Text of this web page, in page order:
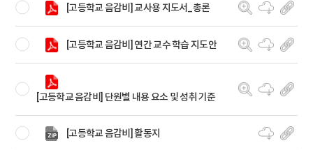
[고등학교 음감비] 교사용 지도서_총론
[고등학교 음감비] 연간 교수 학습 지도안
[고등학교 음감비] 단원별 내용 요소 및 성취 기준
[고등학교 음감비] 활동지